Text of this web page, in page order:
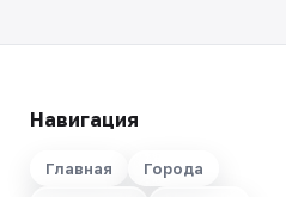
Навигация
Главная
Города